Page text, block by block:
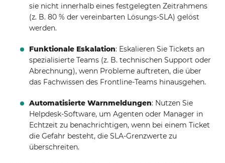
sie nicht innerhalb eines festgelegten Zeitrahmens
(z. B. 80 % der vereinbarten Lösungs-SLA) gelöst
werden.
Funktionale Eskalation: Eskalieren Sie Tickets an
spezialisierte Teams (z. B. technischen Support oder
Abrechnung), wenn Probleme auftreten, die über
das Fachwissen des Frontline-Teams hinausgehen.
Automatisierte Warnmeldungen: Nutzen Sie
Helpdesk-Software, um Agenten oder Manager in
Echtzeit zu benachrichtigen, wenn bei einem Ticket
die Gefahr besteht, die SLA-Grenzwerte zu
überschreiten.